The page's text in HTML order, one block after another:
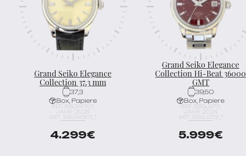
Grand Seiko Elegance
Collection 37.3 mm
37,3
Box, Papiere
REF. SBGW301
JAHR: 2025
ART. SBGW301_1
4.299€
Grand Seiko Elegance
Collection Hi-Beat 36000
GMT
39,50
Box, Papiere
REF. SBGJ273
JAHR: 2024
ART. SBGJ273_1
5.999€